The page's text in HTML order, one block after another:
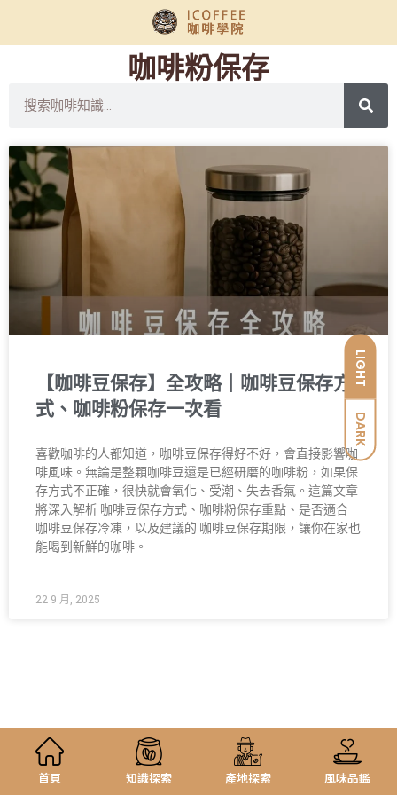
LIGHT
DARK
咖啡粉保存
【咖啡豆保存】全攻略｜咖啡豆保存方
式、咖啡粉保存一次看
喜歡咖啡的人都知道，咖啡豆保存得好不好，會直接影響咖
啡風味。無論是整顆咖啡豆還是已經研磨的咖啡粉，如果保
存方式不正確，很快就會氧化、受潮、失去香氣。這篇文章
將深入解析 咖啡豆保存方式、咖啡粉保存重點、是否適合
咖啡豆保存冷凍，以及建議的 咖啡豆保存期限，讓你在家也
能喝到新鮮的咖啡。
22 9 月, 2025
首頁 知識探索 產地探索 風味品鑑